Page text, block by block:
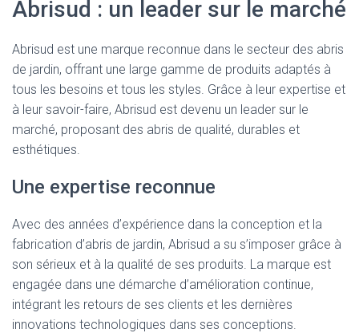
Abrisud : un leader sur le marché
Abrisud est une marque reconnue dans le secteur des abris
de jardin, offrant une large gamme de produits adaptés à
tous les besoins et tous les styles. Grâce à leur expertise et
à leur savoir-faire, Abrisud est devenu un leader sur le
marché, proposant des abris de qualité, durables et
esthétiques.
Une expertise reconnue
Avec des années d’expérience dans la conception et la
fabrication d’abris de jardin, Abrisud a su s’imposer grâce à
son sérieux et à la qualité de ses produits. La marque est
engagée dans une démarche d’amélioration continue,
intégrant les retours de ses clients et les dernières
innovations technologiques dans ses conceptions.